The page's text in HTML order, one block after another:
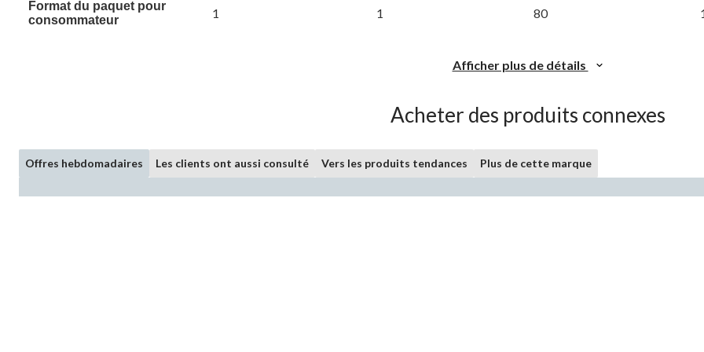
Format du paquet pour
consommateur
1 1 80
Afficher plus de détails
Acheter des produits connexes
Offres hebdomadaires Les clients ont aussi consulté Vers les produits tendances Plus de cette marque